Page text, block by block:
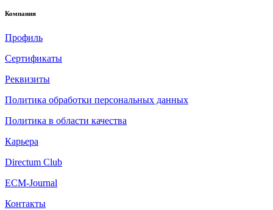
Компания
Профиль
Сертификаты
Реквизиты
Политика обработки персональных данных
Политика в области качества
Карьера
Directum Club
ECM-Journal
Контакты